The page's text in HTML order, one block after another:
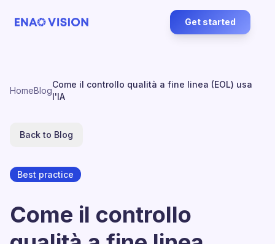
Get started
HomeBlog
Come il controllo qualità a fine linea (EOL) usa
l'IA
Back to Blog
Best practice
Come il controllo